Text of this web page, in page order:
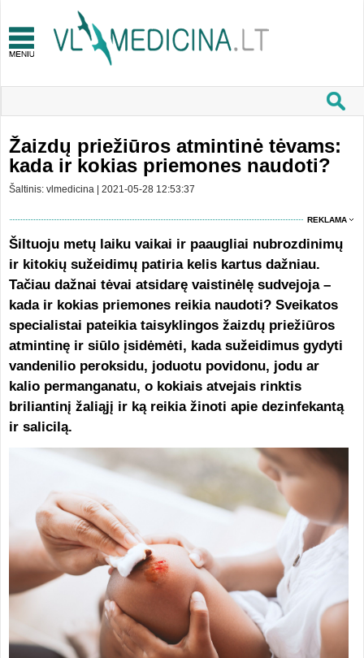
Žaizdų priežiūros atmintinė tėvams:
kada ir kokias priemones naudoti?
Šaltinis: vlmedicina | 2021-05-28 12:53:37
REKLAMA
Šiltuoju metų laiku vaikai ir paaugliai nubrozdinimų
ir kitokių sužeidimų patiria kelis kartus dažniau.
Tačiau dažnai tėvai atsidarę vaistinėlę sudvejoja –
kada ir kokias priemones reikia naudoti? Sveikatos
specialistai pateikia taisyklingos žaizdų priežiūros
atmintinę ir siūlo įsidėmėti, kada sužeidimus gydyti
vandenilio peroksidu, joduotu povidonu, jodu ar
kalio permanganatu, o kokiais atvejais rinktis
briliantinį žaliąjį ir ką reikia žinoti apie dezinfekantą
ir salicilą.